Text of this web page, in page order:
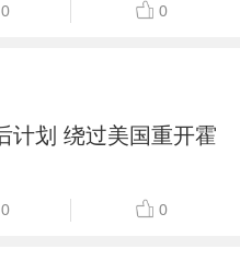
0 0
计划 绕过美国重开霍
0 0